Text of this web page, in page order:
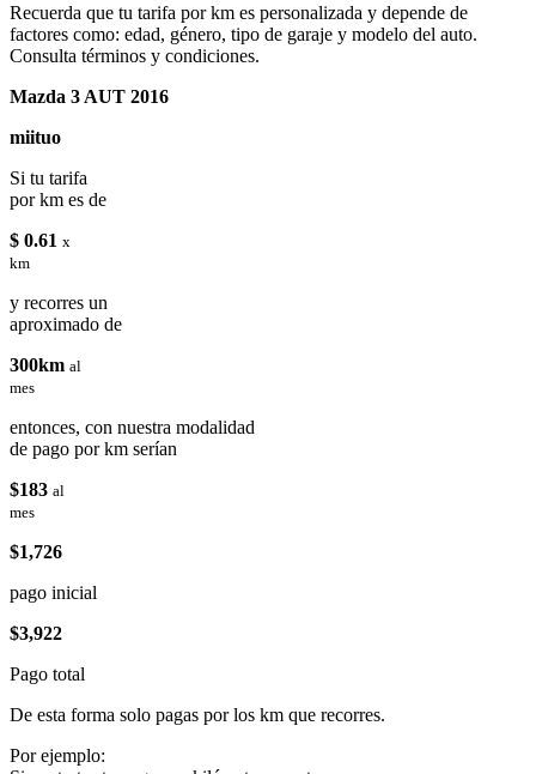
Recuerda que tu tarifa por km es personalizada y depende de
factores como: edad, género, tipo de garaje y modelo del auto.
Consulta términos y condiciones.
Mazda 3 AUT 2016
miituo
Si tu tarifa
por km es de
$ 0.61 x
km
y recorres un
aproximado de
300km al
mes
entonces, con nuestra modalidad
de pago por km serían
$183 al
mes
$1,726
pago inicial
$3,922
Pago total
De esta forma solo pagas por los km que recorres.
Por ejemplo: